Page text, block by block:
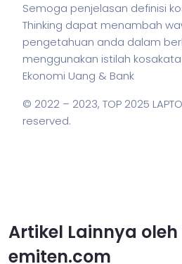
Semoga penjelasan definisi
Thinking dapat menambah
pengetahuan anda dalam
menggunakan istilah
Ekonomi Uang & Bank
© 2022 – 2023, TOP 2025
reserved.
Artikel Lainnya
emiten.com